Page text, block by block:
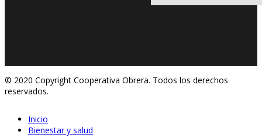
© 2020 Copyright Cooperativa Obrera. Todos los derechos
reservados.
Inicio
Bienestar y salud